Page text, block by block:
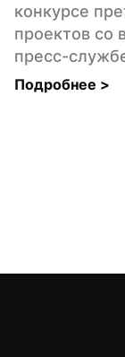
конкурсе
проектов со
пресс-
Подробнее >